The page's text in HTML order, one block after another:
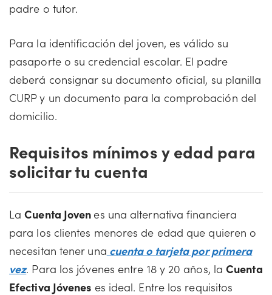
padre o tutor.
Para la identificación del joven, es válido su
pasaporte o su credencial escolar. El padre
deberá consignar su documento oficial, su planilla
CURP y un documento para la comprobación del
domicilio.
Requisitos mínimos y edad para
solicitar tu cuenta
LaCuenta Joven es una alternativa financiera
para los clientes menores de edad que quieren o
necesitan tener una cuenta o tarjeta por primera
vez. Para los jóvenes entre 18 y 20 años, laCuenta
Efectiva Jóvenes es ideal. Entre los requisitos